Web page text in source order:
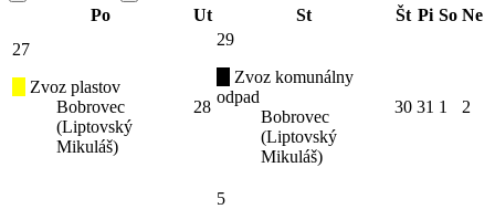
Po
Ut St Št Pi So Ne
27
Zvoz plastov
Bobrovec
(Liptovský
Mikuláš)
28
29
Zvoz komunálny
odpad
Bobrovec
(Liptovský
Mikuláš)
30 31 1 2
5